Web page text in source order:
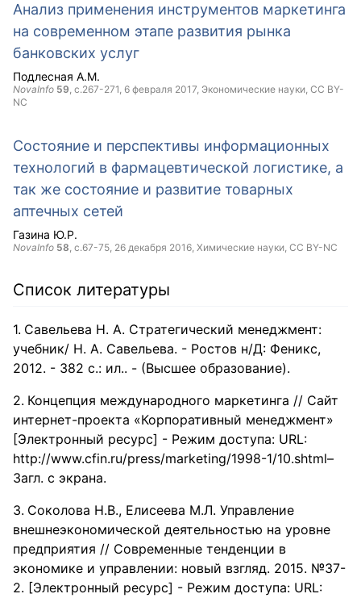
Анализ применения инструментов маркетинга
на современном этапе развития рынка
банковских услуг
Подлесная А.М.
NovaInfo 59, с.267-271, 6 февраля 2017, Экономические науки, CC BY-
NC
Состояние и перспективы информационных
технологий в фармацевтической логистике, а
так же состояние и развитие товарных
аптечных сетей
Газина Ю.Р.
NovaInfo 58, с.67-75, 26 декабря 2016, Химические науки, CC BY-NC
Список литературы
Савельева Н. А. Стратегический менеджмент:
учебник/ Н. А. Савельева. - Ростов н/Д: Феникс,
2012. - 382 с.: ил.. - (Высшее образование).
Концепция международного маркетинга // Сайт
интернет-проекта «Корпоративный менеджмент»
[Электронный ресурс] - Режим доступа: URL:
http://www.cfin.ru/press/marketing/1998-1/10.shtml–
Загл. с экрана.
Соколова Н.В., Елисеева М.Л. Управление
внешнеэкономической деятельностью на уровне
предприятия // Современные тенденции в
экономике и управлении: новый взгляд. 2015. №37-
2. [Электронный ресурс] - Режим доступа: URL: